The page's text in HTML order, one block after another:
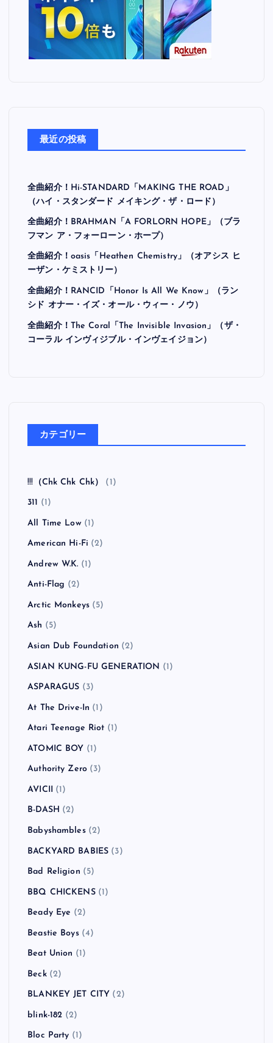
最近の投稿
全曲紹介！Hi-STANDARD「MAKING THE ROAD」
（ハイ・スタンダード メイキング・ザ・ロード）
全曲紹介！BRAHMAN「A FORLORN HOPE」（ブラ
フマン ア・フォーローン・ホープ）
全曲紹介！oasis「Heathen Chemistry」（オアシス ヒ
ーザン・ケミストリー）
全曲紹介！RANCID「Honor Is All We Know」（ラン
シド オナー・イズ・オール・ウィー・ノウ）
全曲紹介！The Coral「The Invisible Invasion」（ザ・
コーラル インヴィジブル・インヴェイジョン）
カテゴリー
!!!（Chk Chk Chk） (1)
311 (1)
All Time Low(1)
American Hi-Fi (2)
Andrew W.K. (1)
Anti-Flag (2)
Arctic Monkeys (5)
Ash (5)
Asian Dub Foundation (2)
ASIAN KUNG-FU GENERATION (1)
ASPARAGUS (3)
At The Drive-In (1)
Atari Teenage Riot (1)
ATOMIC BOY (1)
Authority Zero (3)
AVICII (1)
B-DASH (2)
Babyshambles(2)
BACKYARD BABIES (3)
Bad Religion (5)
BBQ CHICKENS(1)
Beady Eye (2)
Beastie Boys(4)
Beat Union (1)
Beck(2)
BLANKEY JET CITY (2)
blink-182 (2)
Bloc Party (1)